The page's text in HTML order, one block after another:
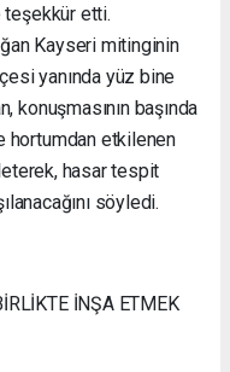
teşekkür etti.
Kayseri mitinginin
yanında yüz bine
konuşmasının başında
hortumdan etkilenen
hasar tespit
söyledi.
İNŞA ETMEK